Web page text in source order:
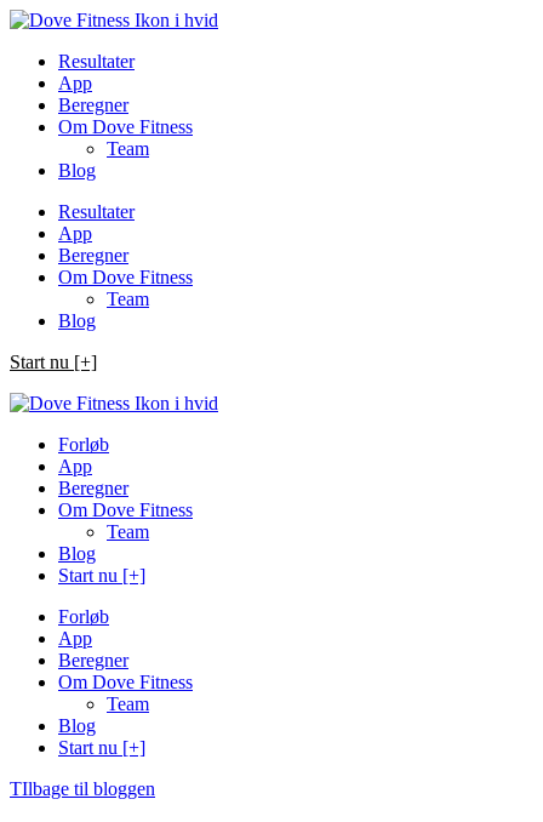
Spring
indholdResultater
App
Beregner
Om Dove Fitness
Team
Blog
Resultater
App
Beregner
Om Dove Fitness
Team
Blog
Start nu [+]
Forløb
App
Beregner
Om Dove Fitness
Team
Blog
Start nu [+]
Forløb
App
Beregner
Om Dove Fitness
Team
Blog
Start nu [+]
TIlbage til bloggen